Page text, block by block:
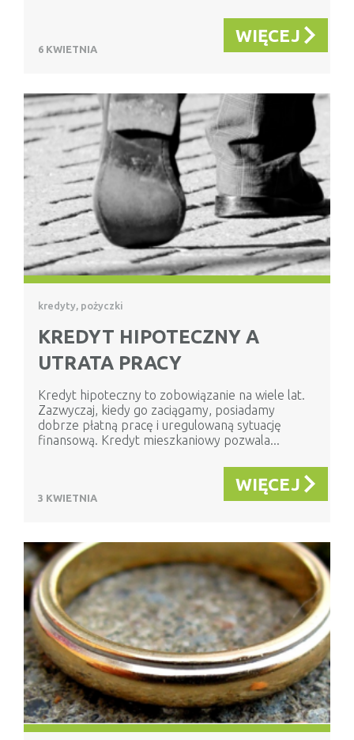
6 KWIETNIA
WIĘCEJ
kredyty, pożyczki
KREDYT HIPOTECZNY A
UTRATA PRACY
Kredyt hipoteczny to zobowiązanie na wiele lat.
Zazwyczaj, kiedy go zaciągamy, posiadamy
dobrze płatną pracę i uregulowaną sytuację
finansową. Kredyt mieszkaniowy pozwala...
3 KWIETNIA
WIĘCEJ